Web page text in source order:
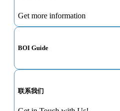
Get more information
BOI Guide
联系我们